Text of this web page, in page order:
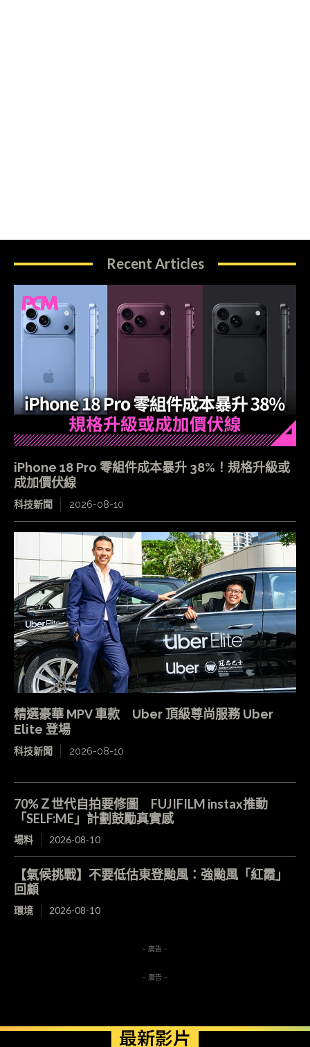
Recent Articles
iPhone 18 Pro 零組件成本暴升 38%！規格升級或
成加價伏線
科技新聞 2026-08-10
精選豪華 MPV 車款 Uber 頂級尊尚服務 Uber
Elite 登場
科技新聞 2026-08-10
70%Ｚ世代自拍要修圖 FUJIFILM instax推動
「SELF:ME」計劃鼓勵真實感
場料 2026-08-10
【氣候挑戰】不要低估東登颱風：強颱風「紅霞」
回顧
環境 2026-08-10
- 廣告 -
- 廣告 -
最新影片